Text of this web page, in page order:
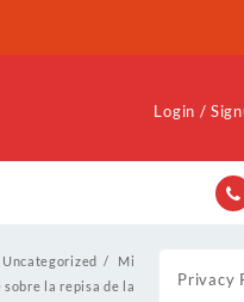
Login /
Uncategorized
Mi
la repisa de la
Privacy